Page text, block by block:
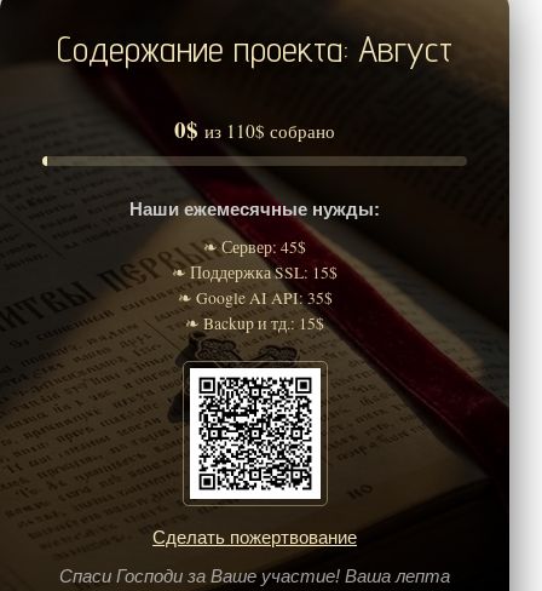
Содержание проекта: Август
0$ из 110$ собрано
Наши ежемесячные нужды:
❧ Сервер: 45$
❧ Поддержка SSL: 15$
❧ Google AI API: 35$
❧ Backup и тд.: 15$
Сделать пожертвование
Спаси Господи за Ваше участие! Ваша лепта